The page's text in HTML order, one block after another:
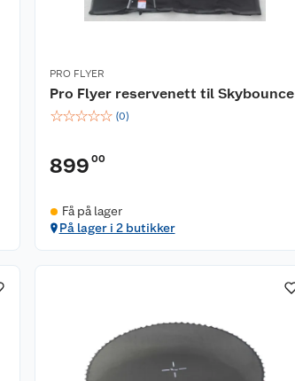
PRO FLYER
Pro Flyer reservenett til Skybounce
☆☆☆☆☆ (0)
899 00
Få på lager
På lager i 2 butikker